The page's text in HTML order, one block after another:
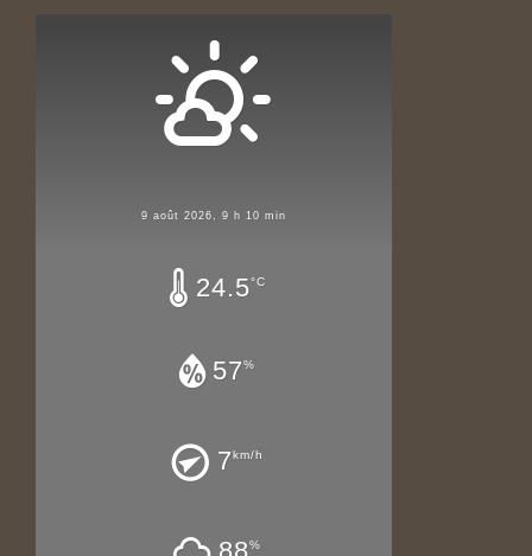
9 août 2026, 9 h 10 min
24.5°C
57%
7km/h
%